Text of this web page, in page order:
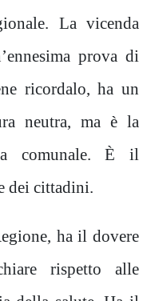
La vicenda
prova di
ricordalo, ha un
neutra, ma è la
comunale. È il
dei cittadini.
ha il dovere
rispetto alle